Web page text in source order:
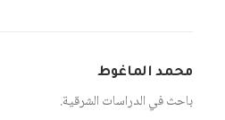
محمد الماغوط
باحث في الدراسات الشرقية.